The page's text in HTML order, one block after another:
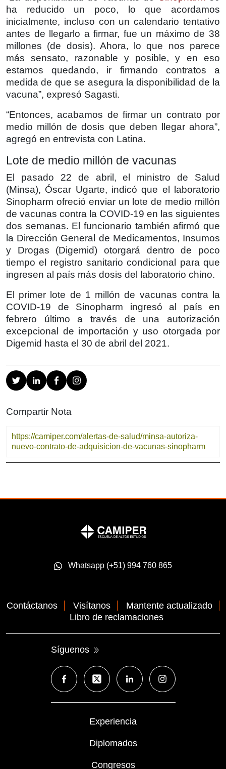
ha reducido un poco, lo que acordamos
inicialmente, incluso con un calendario tentativo
antes de llegarlo a firmar, fue un máximo de 38
millones (de dosis). Ahora, lo que nos parece
más sensato, razonable y posible, y en eso
estamos quedando, ir firmando contratos a
medida de que se asegura la disponibilidad de la
vacuna”, expresó Sagasti.
“Entonces, acabamos de firmar un contrato por
medio millón de dosis que deben llegar ahora”,
agregó en entrevista con Latina.
Lote de medio millón de vacunas
El pasado 22 de abril, el ministro de Salud
(Minsa), Óscar Ugarte, indicó que el laboratorio
Sinopharm ofreció enviar un lote de medio millón
de vacunas contra la COVID-19 en las siguientes
dos semanas. El funcionario también afirmó que
la Dirección General de Medicamentos, Insumos
y Drogas (Digemid) otorgará dentro de poco
tiempo el registro sanitario condicional para que
ingresen al país más dosis del laboratorio chino.
El primer lote de 1 millón de vacunas contra la
COVID-19 de Sinopharm ingresó al país en
febrero último a través de una autorización
excepcional de importación y uso otorgada por
Digemid hasta el 30 de abril del 2021.
Compartir Nota
https://camiper.com/alertas-de-salud/minsa-autoriza-
nuevo-contrato-de-adquisicion-de-vacunas-sinopharm
Whatsapp (+51) 994 760 865
Contáctanos Visítanos
Mantente actualizado
Libro de reclamaciones
Síguenos
Experiencia
Diplomados
Congresos